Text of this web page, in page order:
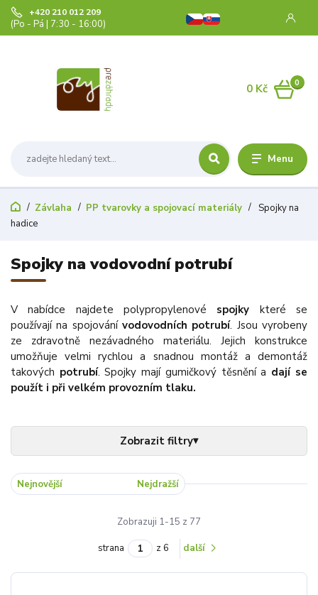
Menu
+420 210 012 209
(Po - Pá | 7:30 - 16:00)
0
0 Kč
Závlaha PP tvarovky a spojovací materiály
Spojky na
hadice
Spojky na vodovodní potrubí
V nabídce najdete polypropylenové spojky které se
používají na spojování vodovodních potrubí. Jsou vyrobeny
ze zdravotně nezávadného materiálu. Jejich konstrukce
umožňuje velmi rychlou a snadnou montáž a demontáž
takových potrubí. Spojky mají gumičkový těsnění a dají se
použít i při velkém provozním tlaku.
Nejnovější Nejdražší
Zobrazuji 1-15 z 77
strana z 6 další